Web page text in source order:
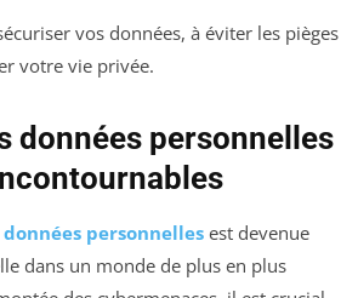
vos données, à éviter les pièges
votre vie privée.
données personnelles
données personnelles est devenue
dans un monde de plus en plus